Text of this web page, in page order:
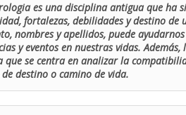
es una disciplina antigua que ha
fortalezas, debilidades y destino de
nombres y apellidos, puede
y eventos en nuestras vidas.
que se centra en analizar la
destino o camino de vida.